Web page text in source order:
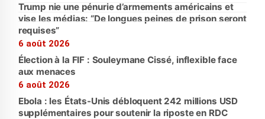
Trump nie une pénurie d’armements américains et
vise les médias: “De longues peines de prison seront
requises”
6 août 2026
Élection à la FIF : Souleymane Cissé, inflexible face
aux menaces
6 août 2026
Ebola : les États-Unis débloquent 242 millions USD
supplémentaires pour soutenir la riposte en RDC